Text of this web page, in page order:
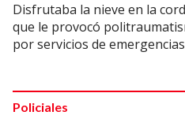
Disfrutaba la nieve en la
que le provocó
por servicios de emergencias
Policiales